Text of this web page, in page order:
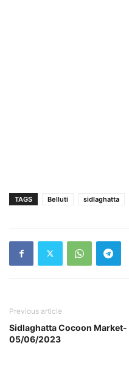
TAGS Belluti sidlaghatta
Previous article
Sidlaghatta Cocoon Market-
05/06/2023